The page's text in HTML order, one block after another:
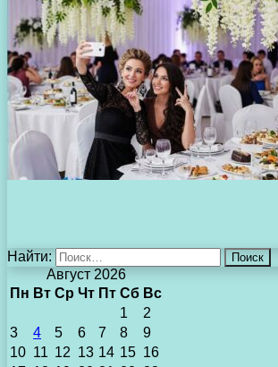
Найти:
Август 2026
Пн Вт Ср Чт Пт Сб Вс
1
2
3
4 5 6 7 8
9
10 11 12 13 14 15 16